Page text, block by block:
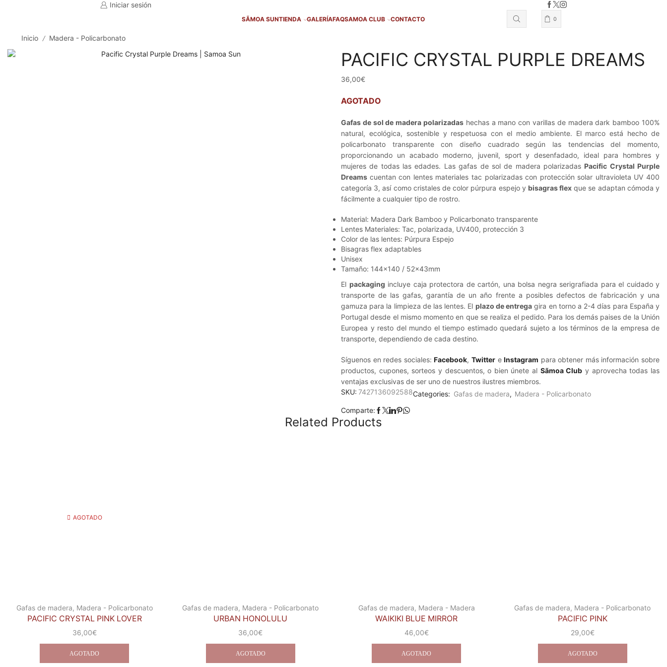
Iniciar sesión
SÃMOA SUNTIENDA GALERÍAFAQSAMOA CLUB CONTACTO 0
Inicio / Madera - Policarbonato
PACIFIC CRYSTAL PURPLE DREAMS
36,00€
AGOTADO
Gafas de sol de madera polarizadas hechas a mano con varillas de madera dark bamboo 100%
natural, ecológica, sostenible y respetuosa con el medio ambiente. El marco está hecho de
policarbonato transparente con diseño cuadrado según las tendencias del momento,
proporcionando un acabado moderno, juvenil, sport y desenfadado, ideal para hombres y
mujeres de todas las edades. Las gafas de sol de madera polarizadas Pacific Crystal Purple
Dreams cuentan con lentes materiales tac polarizadas con protección solar ultravioleta UV 400
categoría 3, así como cristales de color púrpura espejo y bisagras flex que se adaptan cómoda y
fácilmente a cualquier tipo de rostro.
Material: Madera Dark Bamboo y Policarbonato transparente
Lentes Materiales: Tac, polarizada, UV400, protección 3
Color de las lentes: Púrpura Espejo
Bisagras flex adaptables
Unisex
Tamaño: 144×140 / 52x43mm
El packaging incluye caja protectora de cartón, una bolsa negra serigrafiada para el cuidado y
transporte de las gafas, garantía de un año frente a posibles defectos de fabricación y una
gamuza para la limpieza de las lentes. El plazo de entrega gira en torno a 2-4 días para España y
Portugal desde el mismo momento en que se realiza el pedido. Para los demás paises de la Unión
Europea y resto del mundo el tiempo estimado quedará sujeto a los términos de la empresa de
transporte, dependiendo de cada destino.
Síguenos en redes sociales:Facebook, TwittereInstagram para obtener más información sobre
productos, cupones, sorteos y descuentos, o bien únete al Sãmoa Club y aprovecha todas las
ventajas exclusivas de ser uno de nuestros ilustres miembros.
SKU: 7427136092588Categories: Gafas de madera, Madera - Policarbonato
Comparte:
Related Products
AGOTADO
Gafas de madera, Madera - Policarbonato
PACIFIC CRYSTAL PINK LOVER
36,00€
Gafas de madera, Madera - Policarbonato
URBAN HONOLULU
36,00€
Gafas de madera, Madera - Madera
WAIKIKI BLUE MIRROR
46,00€
Gafas de madera, Madera - Policarbonato
PACIFIC PINK
29,00€